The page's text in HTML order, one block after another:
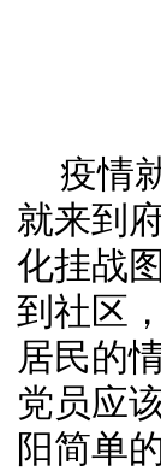
疫情
就来到
化挂战
到社区
居民的
党员应
阳简单